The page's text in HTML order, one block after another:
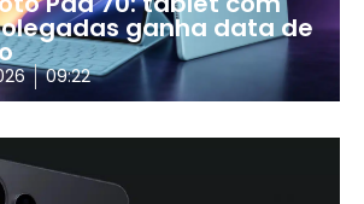
ganha data de
09:22